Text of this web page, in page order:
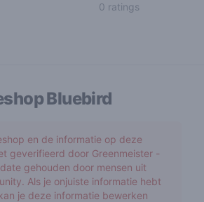
0 ratings
Bluebird
en de informatie op deze
geverifieerd door Greenmeister -
gehouden door mensen uit
Als je onjuiste informatie hebt
je deze informatie bewerken